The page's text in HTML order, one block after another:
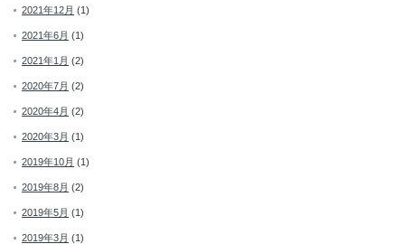
2021年12月 (1)
2021年6月 (1)
2021年1月 (2)
2020年7月 (2)
2020年4月 (2)
2020年3月 (1)
2019年10月 (1)
2019年8月 (2)
2019年5月 (1)
2019年3月 (1)